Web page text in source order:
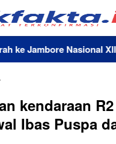
Jambore Nasional XII, Ini
kendaraan
Ibas Puspa